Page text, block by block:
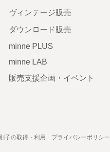
ヴィンテージ販売
ダウンロード販売
minne PLUS
minne LAB
販売支援企画・イベント
子の取得・利用 プライバシーポリシー